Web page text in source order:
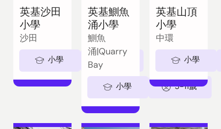
英基沙田
小學
沙田
小學
英基鰂魚
涌小學
鰂魚
涌|Quarry
Bay
小學 5-11歲
英基山頂
小學
中環
小學